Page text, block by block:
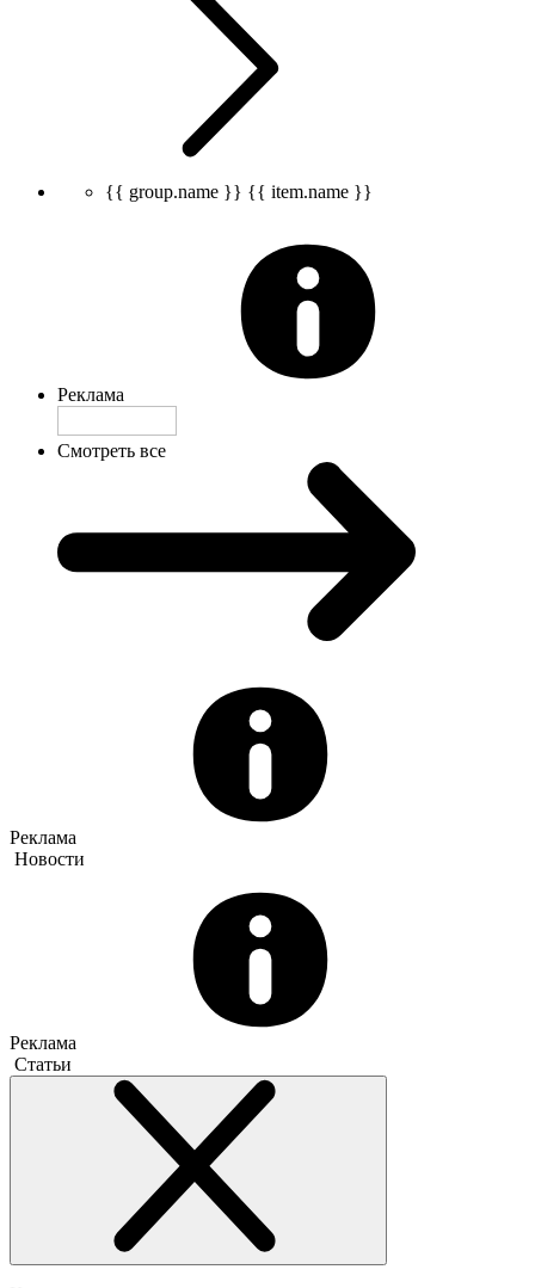
{{ group.name }} {{ item.name }}
Реклама
Смотреть все
Реклама
Новости
Реклама
Статьи